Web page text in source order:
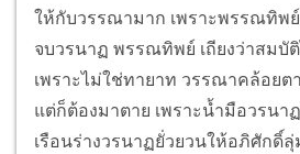
ให้กับวรรณามาก เพราะพรรณทิพ
จบวรนาฏ พรรณทิพย์ เถียงว่าสมบั
เพราะไม่ใช่ทายาท วรรณาคล้อย
แต่ก็ต้องมาตาย เพราะน้ำมือวรนา
เรือนร่างวรนาฏยั่วยวนให้อภิศักดิ์